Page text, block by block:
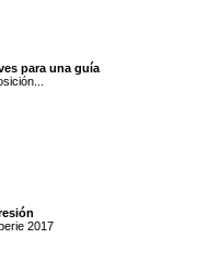
para una guía
2017